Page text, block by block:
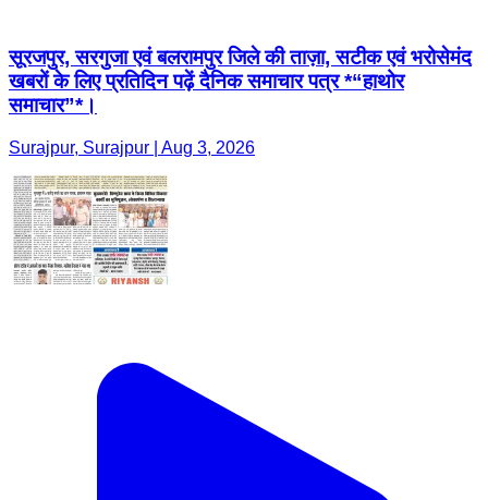
सूरजपुर, सरगुजा एवं बलरामपुर जिले की ताज़ा, सटीक एवं भरोसेमंद
खबरों के लिए प्रतिदिन पढ़ें दैनिक समाचार पत्र *“हाथोर
समाचार”*।
Surajpur, Surajpur | Aug 3, 2026